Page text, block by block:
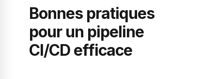
Bonnes pratiques
pour un pipeline
CI/CD efficace